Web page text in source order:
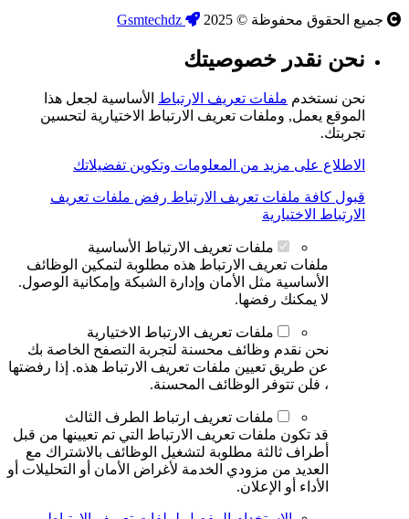
جميع الحقوق محفوظة © 2025
نحن نقدر خصوصيتك
نحن نستخدم ملفات تعريف الارتباط الأساسية لجعل هذا
الموقع يعمل, وملفات تعريف الارتباط الاختيارية لتحسين
تجربتك.
الاطلاع على مزيد من المعلومات وتكوين تفضيلاتك
قبول كافة ملفات تعريف الارتباط رفض ملفات تعريف
الارتباط الاختيارية
ملفات تعريف الارتباط الأساسية
ملفات تعريف الارتباط هذه مطلوبة لتمكين الوظائف
الأساسية مثل الأمان وإدارة الشبكة وإمكانية الوصول.
لا يمكنك رفضها.
ملفات تعريف الارتباط الاختيارية
نحن نقدم وظائف محسنة لتجربة التصفح الخاصة بك
عن طريق تعيين ملفات تعريف الارتباط هذه. إذا رفضتها
، فلن تتوفر الوظائف المحسنة.
ملفات تعريف ارتباط الطرف الثالث
قد تكون ملفات تعريف الارتباط التي تم تعيينها من قبل
أطراف ثالثة مطلوبة لتشغيل الوظائف بالاشتراك مع
العديد من مزودي الخدمة لأغراض الأمان أو التحليلات أو
الأداء أو الإعلان.